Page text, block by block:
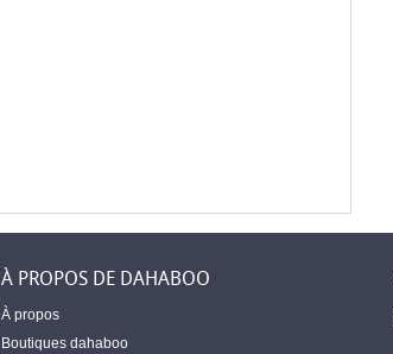
À PROPOS DE DAHABOO
À propos
Boutiques dahaboo